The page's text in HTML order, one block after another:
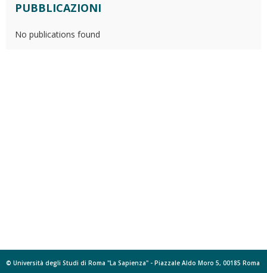
PUBBLICAZIONI
No publications found
© Università degli Studi di Roma "La Sapienza" - Piazzale Aldo Moro 5, 00185 Roma